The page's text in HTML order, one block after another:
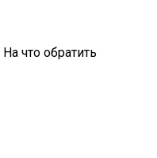
что обратить